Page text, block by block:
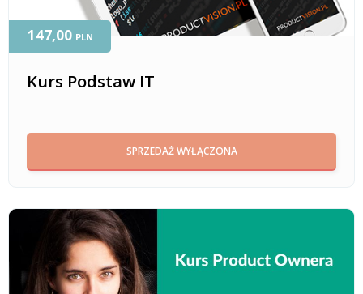
Kurs Podstaw IT
147,00 PLN
SPRZEDAŻ WYŁĄCZONA